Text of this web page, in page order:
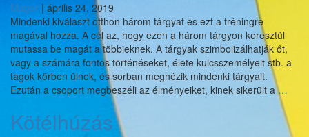
Magor | április 24, 2019
Mindenki kiválaszt otthon három tárgyat és ezt a tréningre
magával hozza. A cél az, hogy ezen a három tárgyon keresztül
mutassa be magát a többieknek. A tárgyak szimbolizálhatják őt,
vagy a számára fontos történéseket, élete kulcsszemélyeit stb. a
tagok körben ülnek, és sorban megnézik mindenki tárgyait.
Ezután a csoport megbeszéli az élményeiket, kinek sikerült a…
Kötélhúzás